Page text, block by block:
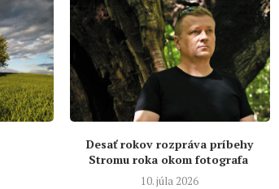
Desať rokov rozpráva príbehy
Stromu roka okom fotografa
10. júla 2026